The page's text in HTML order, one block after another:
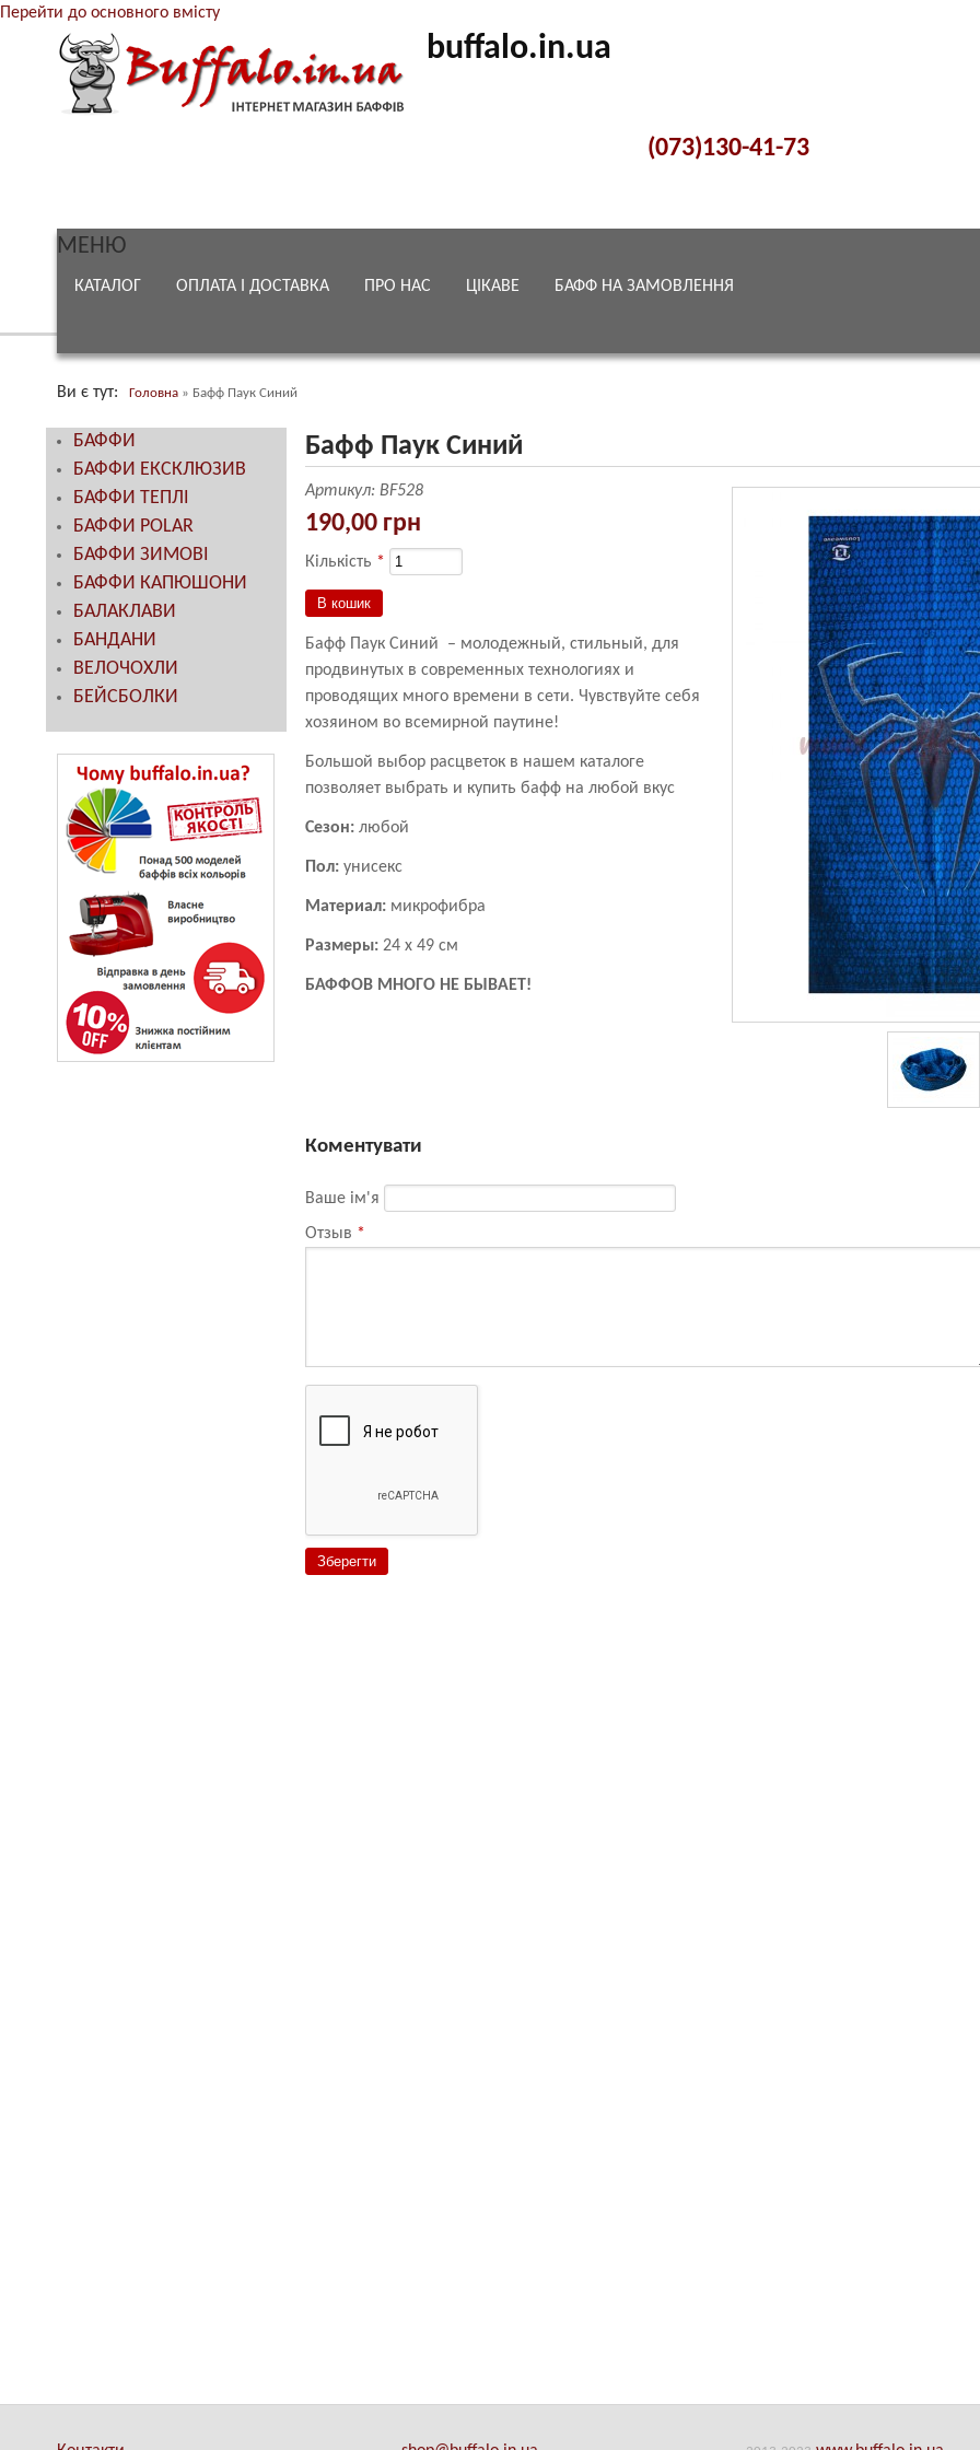
Перейти до основного вмісту
buffalo.in.ua
(073)130-41-73
МЕНЮ
КАТАЛОГ ОПЛАТА І ДОСТАВКА ПРО НАС ЦІКАВЕ БАФФ НА ЗАМОВЛЕННЯ
Ви є тут Головна » Бафф Паук Синий
Бафф Паук Синий
Артикул: BF528
190,00 грн
Кількість *
Бафф Паук Синий – молодежный, стильный, для
продвинутых в современных технологиях и
проводящих много времени в сети. Чувствуйте себя
хозяином во всемирной паутине!
Большой выбор расцветок в нашем каталоге
позволяет выбрать и купить бафф на любой вкус
Сезон:любой
Пол:унисекс
Материал:микрофибра
Размеры:24 х 49 см
БАФФОВ МНОГО НЕ БЫВАЕТ!
Коментувати
Ваше ім'я
Отзыв *
БАФФИ
БАФФИ ЕКСКЛЮЗИВ
БАФФИ ТЕПЛІ
БАФФИ POLAR
БАФФИ ЗИМОВІ
БАФФИ КАПЮШОНИ
БАЛАКЛАВИ
БАНДАНИ
ВЕЛОЧОХЛИ
БЕЙСБОЛКИ